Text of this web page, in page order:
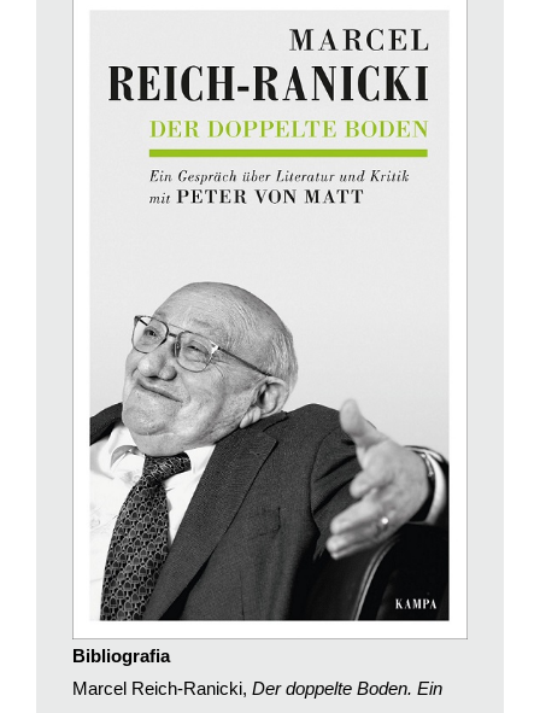
conversazione, invece, è una tradizione letteraria tedesca,
basti pensare a quelle tra Eckermann e Goethe. Attraverso
uno scambio diretto ed empatico si mettono in luce non
soltanto competenze e talenti degli interlocutori ma si racconta,
da un lato, il contesto sociale e culturale, si evidenziano le
personalità letterarie dell’epoca, dall’altro si penetra la sfera più
Tour d’horizonattraverso la letteratura del nostro
secolo, un diario di bordo letterario al tempo stesso stimolante
e seducente, senza dubbi provocatorio. Per trasmettervi parte
delle atmosfere e delle peculiarità del testo, parte dell’intensità
dei dialoghi, abbiamo fatto qualche domanda a Peter von Matt.
Il professore di letteratura tedesca a Zurigo, ricorda il luogo in
cui le conversazioni presero forma, l’appartamento sulla
Gustav-Freytag Strasse nel quartiere dei poeti a Francorforte.
L’editore Amman seduto accanto con il suo registratore, la
moglie Tosia sullo sfondo della stanza che – tra una sigaretta e
l’altra – ascoltava in silenzio ma interveniva fulminea ogni qual
volta a Marcel Reich-Ranicki sfuggivano un nome o un titolo.
A proposito di titoli, Peter von Matt ci spiega il perché del
doppiofondo ( der doppelte Boden ). «Marcel Reich-Ranicki non
Bibliografia
Marcel Reich-Ranicki, Der doppelte Boden. Ein